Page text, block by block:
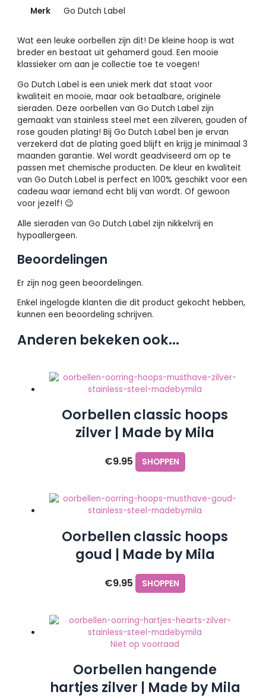
Merk Go Dutch Label
Wat een leuke oorbellen zijn dit! De kleine hoop is wat
breder en bestaat uit gehamerd goud. Een mooie
klassieker om aan je collectie toe te voegen!
Go Dutch Label is een uniek merk dat staat voor
kwaliteit en mooie, maar ook betaalbare, originele
sieraden. Deze oorbellen van Go Dutch Label zijn
gemaakt van stainless steel met een zilveren, gouden of
rose gouden plating! Bij Go Dutch Label ben je ervan
verzekerd dat de plating goed blijft en krijg je minimaal 3
maanden garantie. Wel wordt geadviseerd om op te
passen met chemische producten. De kleur en kwaliteit
van Go Dutch Label is perfect en 100% geschikt voor een
cadeau waar iemand echt blij van wordt. Of gewoon
voor jezelf! 😉
Alle sieraden van Go Dutch Label zijn nikkelvrij en
hypoallergeen.
Beoordelingen
Er zijn nog geen beoordelingen.
Enkel ingelogde klanten die dit product gekocht hebben,
kunnen een beoordeling schrijven.
Anderen bekeken ook...
Oorbellen classic hoops
zilver | Made by Mila
€9.95 SHOPPEN
Oorbellen classic hoops
goud | Made by Mila
€9.95 SHOPPEN
Niet op voorraad
Oorbellen hangende
hartjes zilver | Made by Mila